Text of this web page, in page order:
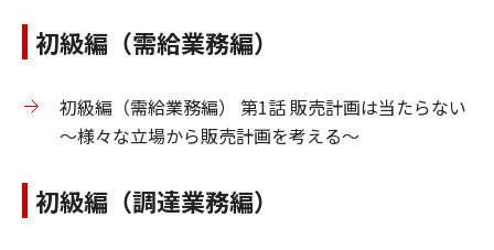
初級編（需給業務編）
初級編（需給業務編） 第1話 販売計画は当たらない
～様々な立場から販売計画を考える～
初級編（調達業務編）